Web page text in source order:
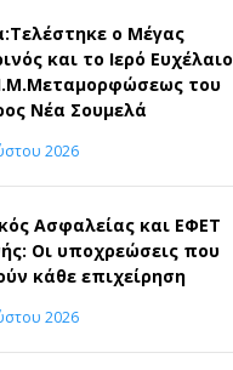
ο Μέγας
και το Ιερό Ευχέλαιο
του
Νέα Σουμελά
2026
Ασφαλείας και ΕΦΕΤ
Οι υποχρεώσεις που
κάθε επιχείρηση
2026